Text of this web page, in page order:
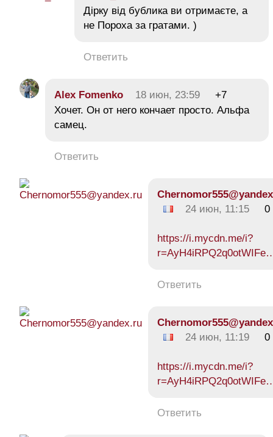
Дірку від бублика ви отримаєте, а
не Пороха за гратами. )
Ответить
Alex Fomenko 18 июн, 23:59
+7
Хочет. Он от него кончает просто. Альфа
самец.
Ответить
24 июн, 11:15
0
https://i.mycdn.me/i?
Ответить
24 июн, 11:19
0
https://i.mycdn.me/i?
Ответить